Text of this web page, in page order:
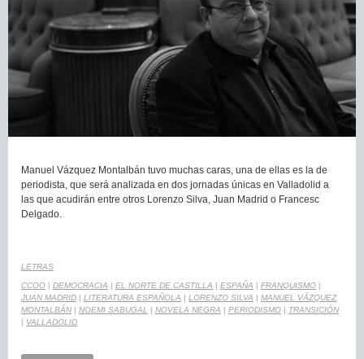
Manuel Vázquez Montalbán tuvo muchas caras, una de ellas es la de
periodista, que será analizada en dos jornadas únicas en Valladolid a
las que acudirán entre otros Lorenzo Silva, Juan Madrid o Francesc
Delgado.
LETRAS
CCOO | DEMOCRACIA | EL NORTE DE CASTILLA | ESPAÑA | FRANQUISMO |
JUAN MADRID | LITERATURA ESPAÑOLA | LORENZO SILVA | MANUEL VÁZQUEZ
MONTALBÁN | NOEMI SABUGAL | NOVELA NEGRA | PERIODISMO | TRANSICIÓN
| VALLADOLID